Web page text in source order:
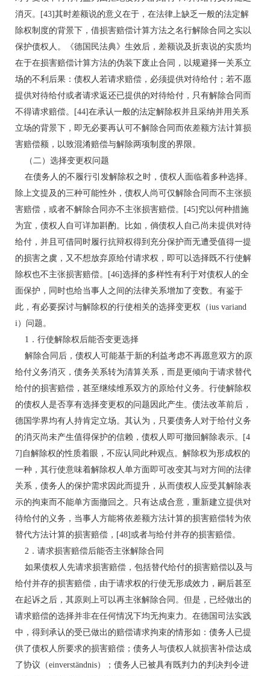
消灭。[43]其时差额说的意义在于，在法律上缺乏一般的法定解
除权制度的背景下，借损害赔偿计算方法之名行解除合同之实以
保护债权人。《德国民法典》生效后，差额说及折衷说的实质均
在于在损害赔偿计算方法的伪装下废止合同，以规避择一关系立
场的不利后果：债权人若请求赔偿，必须提供对待给付；若不愿
提供对待给付或者请求返还已提供的对待给付，只有解除合同而
不得请求赔偿。[44]在承认一般的法定解除权并且采纳并用关系
立场的背景下，即无必要再认可不解除合同而依差额方法计算损
害赔偿额，以致混淆赔偿与解除两项制度的界限。
（二）选择变更权问题
在债务人的不履行引发解除权之时，债权人面临着多种选择。
除上文提及的三种可能性外，债权人尚可仅解除合同而不主张损
害赔偿，或者不解除合同亦不主张损害赔偿。[45]究以何种措施
为宜，债权人自可详加斟酌。比如，倘债权人自己尚未提供对待
给付，并且可借同时履行抗辩权得到充分保护而无遭受值得一提
的损害之虞，又不想放弃原给付请求权，即可以选择既不行使解
除权也不主张损害赔偿。[46]选择的多样性有利于对债权人的全
面保护，同时也给当事人之间的法律关系增加了变数。有鉴于
此，有必要探讨与解除权的行使相关的选择变更权（ius variand
i）问题。
1．行使解除权后能否变更选择
解除合同后，债权人可能基于新的利益考虑不再愿意双方的原
给付义务消灭，债务关系转为清算关系，而是更倾向于请求替代
给付的损害赔偿，甚至继续维系双方的原给付义务。行使解除权
的债权人是否享有选择变更权的问题因此产生。债法改革前后，
德国学界均有人持肯定立场。其认为，只要债务人对于给付义务
的消灭尚未产生值得保护的信赖，债权人即可撤回解除表示。[4
7]自解除权的性质着眼，不应认同此种观点。解除权为形成权的
一种，其行使意味着解除权人单方面即可改变其与对方间的法律
关系，债务人的保护需求因此而提升，从而债权人应受其解除表
示的拘束而不能单方面撤回之。只有达成合意，重新建立提供对
待给付的义务，当事人方能将依差额方法计算的损害赔偿转为依
替代方法计算的损害赔偿，[48]或者与给付并存的损害赔偿。
2．请求损害赔偿后能否主张解除合同
如果债权人先请求损害赔偿，包括替代给付的损害赔偿以及与
给付并存的损害赔偿，由于请求权的行使无形成效力，嗣后甚至
在起诉之后，其原则上可以再主张解除合同。但是，已经做出的
请求赔偿的选择并非在任何情况下均无拘束力。在德国司法实践
中，得到承认的受已做出的赔偿请求拘束的情形如：债务人已提
供了债权人所要求的损害赔偿；债务人与债权人就损害补偿达成
了协议（einverständnis）；债务人已被具有既判力的判决判令进